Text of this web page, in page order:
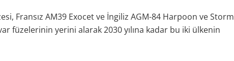
Fransız AM39 Exocet ve İngiliz AGM-84 Harpoon ve Storm
füzelerinin yerini alarak 2030 yılına kadar bu iki ülkenin